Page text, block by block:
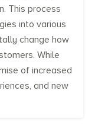
This process
into various
change how
While
of increased
and new